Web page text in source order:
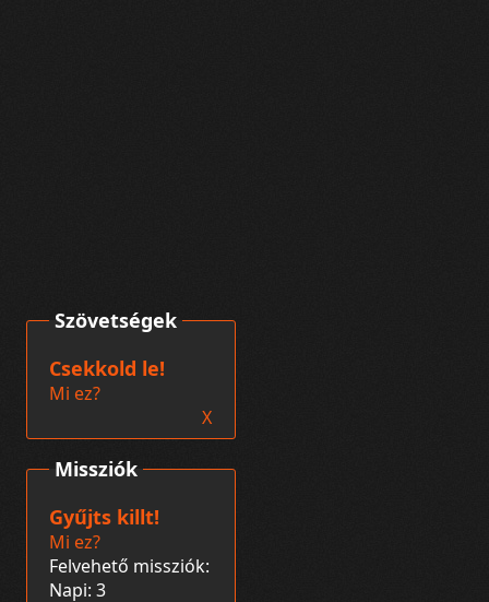
Missziók
Gyűjts killt!
Mi ez?
Felvehető missziók:
Napi: 3
Szövetségek
Csekkold le!
Mi ez?
X